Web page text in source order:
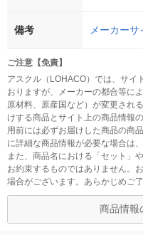
備考 メーカーサ
ご注意【免責】
アスクル（LOHACO）では、サイ
おりますが、メーカーの都合等に
原材料、原産国など）が変更され
けする商品とサイト上の商品情報
用前には必ずお届けした商品の商
に詳細な商品情報が必要な場合は
また、商品名における「セット」
お約束するものではありません。
場合がございます。あらかじめご了
商品情報